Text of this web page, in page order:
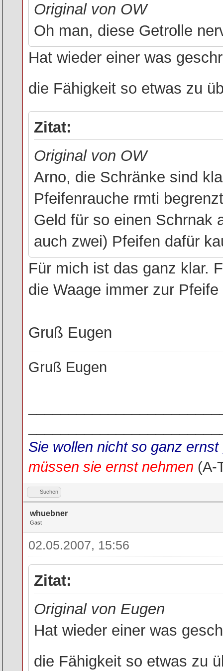
Original von OW
Oh man, diese Getrolle
Hat wieder einer was
die Fähigkeit so etwas zu
Zitat:
Original von OW
Arno, die Schränke sind
Pfeifenrauche rmti
Geld für so einen Schrnak
auch zwei) Pfeifen dafür
Für mich ist das ganz klar.
die Waage immer zur Pfeife
Gruß Eugen
Gruß Eugen
Sie wollen nicht so ganz
müssen sie ernst nehmen (A-
Suchen
whuebner
Gast
02.05.2007, 15:56
Zitat:
Original von Eugen
Hat wieder einer was
die Fähigkeit so etwas zu